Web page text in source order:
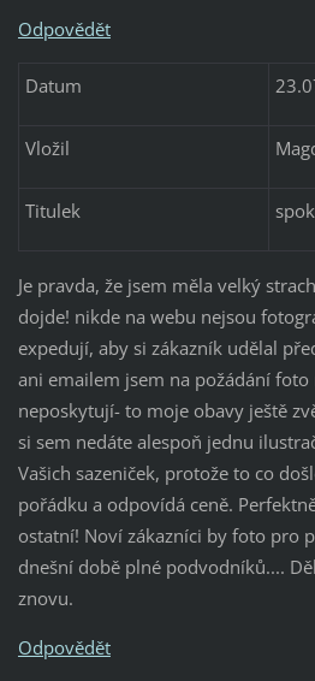
Odpovědět
Datum
Vložil
Titulek
Je pravda, že jsem měla velký
dojde! nikde na webu nejsou
expedují, aby si zákazník udělal
ani emailem jsem na požádání
neposkytují- to moje obavy ještě
si sem nedáte alespoň jednu
Vašich sazeniček, protože to co
pořádku a odpovídá ceně.
ostatní! Noví zákazníci by foto pro
dnešní době plné podvodníků....
znovu.
Odpovědět